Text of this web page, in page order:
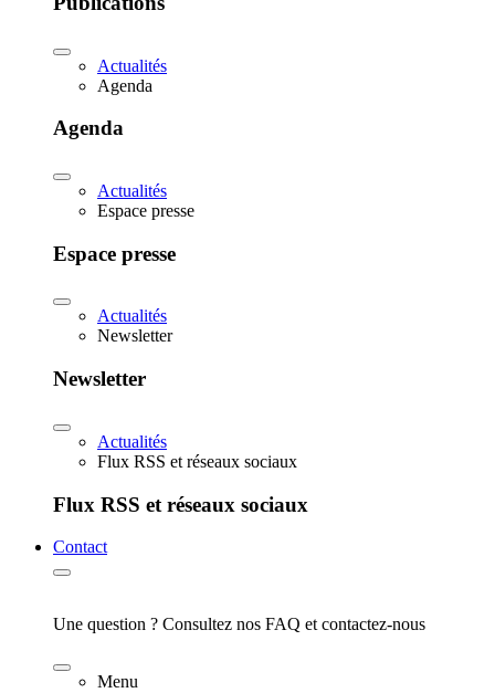
Actualités
Agenda
Agenda
Actualités
Espace presse
Espace presse
Actualités
Newsletter
Newsletter
Actualités
Flux RSS et réseaux sociaux
Flux RSS et réseaux sociaux
Contact
Une question ? Consultez nos FAQ et contactez-nous
Menu